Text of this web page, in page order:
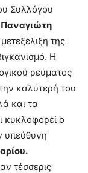
Συλλόγου
Παναγιώτη
της
Η
ρεύματος
καλύτερή του
και τα
κυκλοφορεί ο
υπεύθυνη
τέσσερις